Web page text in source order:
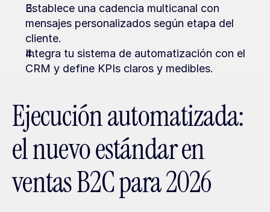
Establece una cadencia multicanal con
mensajes personalizados según etapa del
cliente.
Integra tu sistema de automatización con el
CRM y define KPIs claros y medibles.
Ejecución automatizada:
el nuevo estándar en
ventas B2C para 2026